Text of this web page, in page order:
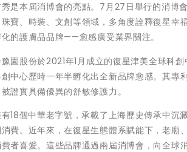
是本屆消博會的亮點。7月27日舉行的消博
寶、時裝、文創等領域，多角度詮釋復星
的護膚品品牌——愈感廣受業界關注。
園股份於2021年1月成立的復星津美全球科
中心歷時一年半孵化出全新品牌愈感。其
證實具備優異的舒敏修護力。
18個中華老字號，承載了上海歷史傳承中
費。近年來，在復星生態體系賦能下，老
者喜愛。這些品牌通過兩屆消博會，向全球